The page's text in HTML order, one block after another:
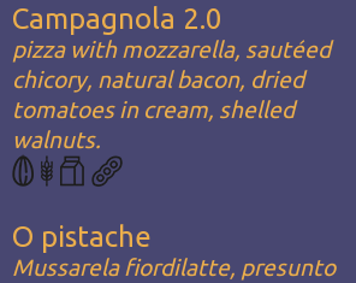
Campagnola 2.0
pizza with mozzarella, sautéed
chicory, natural bacon, dried
tomatoes in cream, shelled
walnuts.
O pistache
Mussarela fiordilatte, presunto